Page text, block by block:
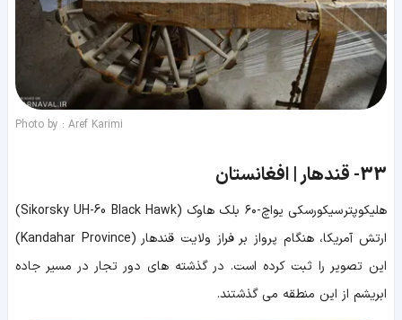
Photo by : Aref Karimi
33- قندهار | افغانستان
هلیکوپتر سیکورسکی یواچ-۶۰ بلک هاوک (Sikorsky UH-60 Black Hawk)
ارتش آمریکا، هنگام پرواز بر فراز ولایت قندهار (Kandahar Province)
این تصویر را ثبت کرده است. در گذشته های دور تجار در مسیر جاده
ابریشم از این منطقه می گذشتند.